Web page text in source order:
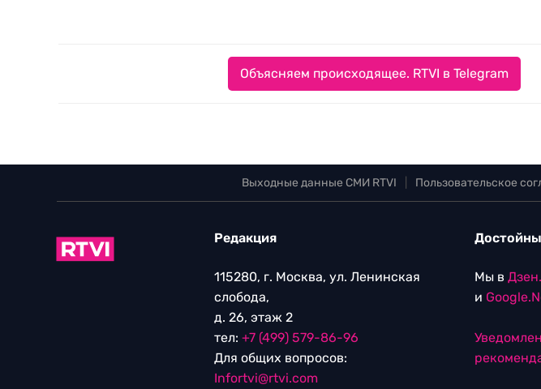
Объясняем происходящее. RTVI в Telegram
Выходные данные СМИ RTVI Пользовательское
Редакция
115280, г. Москва, ул. Ленинская
слобода,
д. 26, этаж 2
тел: +7 (499) 579-86-96
Для общих вопросов:
Infortvi@rtvi.com
Мы в
и